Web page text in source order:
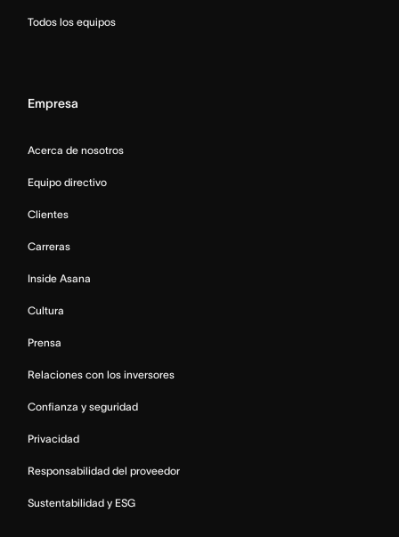
Todos los equipos
Empresa
Acerca de nosotros
Equipo directivo
Clientes
Carreras
Inside Asana
Cultura
Prensa
Relaciones con los inversores
Confianza y seguridad
Privacidad
Responsabilidad del proveedor
Sustentabilidad y ESG